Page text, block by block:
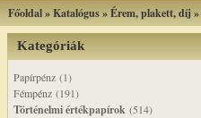
Főoldal»Katalógus»Érem, plakett, díj »
Kategóriák
Papírpénz (1)
Fémpénz (191)
Történelmi értékpapírok (514)